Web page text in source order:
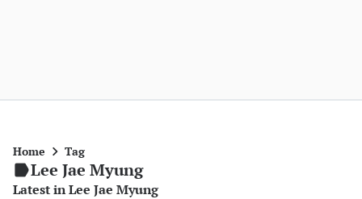
Home Tag
Lee Jae Myung
Latest in Lee Jae Myung